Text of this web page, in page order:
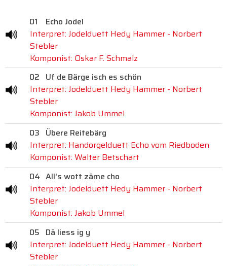
01
Echo Jodel
Interpret: Jodelduett Hedy Hammer - Norbert
Stebler
Komponist: Oskar F. Schmalz
02 Uf de Bärge isch es schön
Interpret: Jodelduett Hedy Hammer - Norbert
Stebler
Komponist: Jakob Ummel
03 Übere Reitebärg
Interpret: Handorgelduett Echo vom Riedboden
Komponist: Walter Betschart
04 All's wott zäme cho
Interpret: Jodelduett Hedy Hammer - Norbert
Stebler
Komponist: Jakob Ummel
05 Dä liess ig y
Interpret: Jodelduett Hedy Hammer - Norbert
Stebler